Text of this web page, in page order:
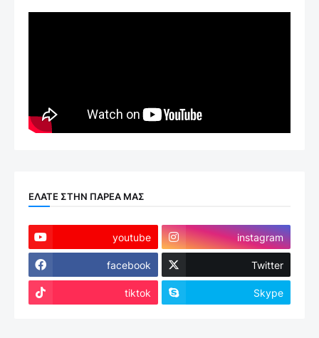
ΕΛΑΤΕ ΣΤΗΝ ΠΑΡΕΑ ΜΑΣ
youtube instagram
facebook Twitter
tiktok Skype